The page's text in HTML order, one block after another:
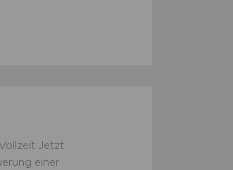
Jetzt
einer